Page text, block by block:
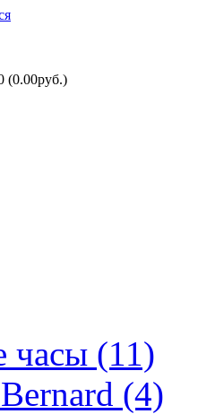
(0.00руб.)
часы (11)
(4)